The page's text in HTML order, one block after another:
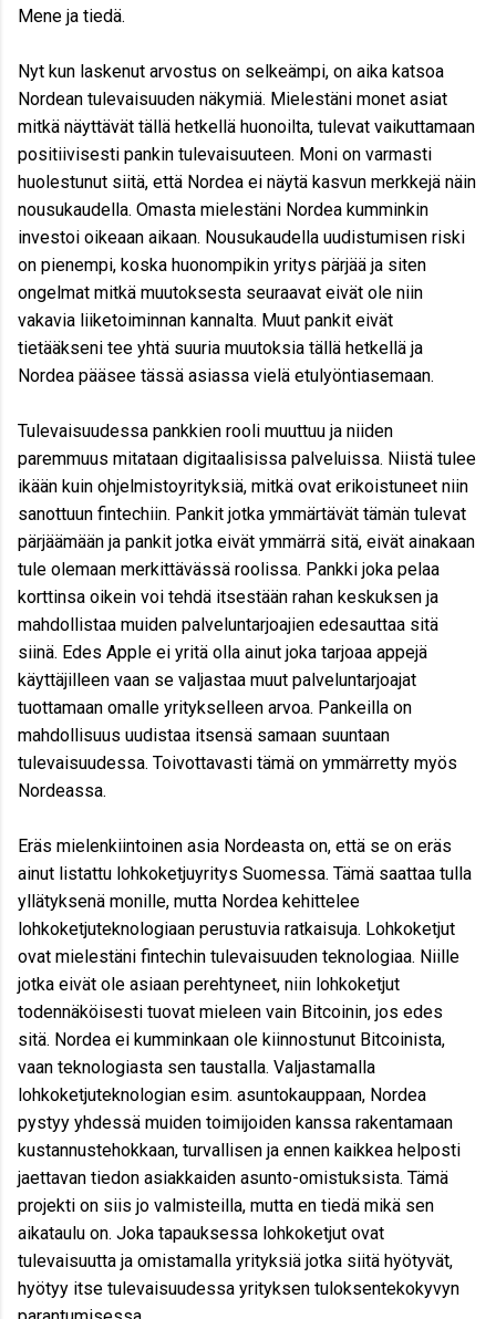
Mene ja tiedä.
Nyt kun laskenut arvostus on selkeämpi, on aika katsoa
Nordean tulevaisuuden näkymiä. Mielestäni monet asiat
mitkä näyttävät tällä hetkellä huonoilta, tulevat vaikuttamaan
positiivisesti pankin tulevaisuuteen. Moni on varmasti
huolestunut siitä, että Nordea ei näytä kasvun merkkejä näin
nousukaudella. Omasta mielestäni Nordea kumminkin
investoi oikeaan aikaan. Nousukaudella uudistumisen riski
on pienempi, koska huonompikin yritys pärjää ja siten
ongelmat mitkä muutoksesta seuraavat eivät ole niin
vakavia liiketoiminnan kannalta. Muut pankit eivät
tietääkseni tee yhtä suuria muutoksia tällä hetkellä ja
Nordea pääsee tässä asiassa vielä etulyöntiasemaan.
Tulevaisuudessa pankkien rooli muuttuu ja niiden
paremmuus mitataan digitaalisissa palveluissa. Niistä tulee
ikään kuin ohjelmistoyrityksiä, mitkä ovat erikoistuneet niin
sanottuun fintechiin. Pankit jotka ymmärtävät tämän tulevat
pärjäämään ja pankit jotka eivät ymmärrä sitä, eivät ainakaan
tule olemaan merkittävässä roolissa. Pankki joka pelaa
korttinsa oikein voi tehdä itsestään rahan keskuksen ja
mahdollistaa muiden palveluntarjoajien edesauttaa sitä
siinä. Edes Apple ei yritä olla ainut joka tarjoaa appejä
käyttäjilleen vaan se valjastaa muut palveluntarjoajat
tuottamaan omalle yritykselleen arvoa. Pankeilla on
mahdollisuus uudistaa itsensä samaan suuntaan
tulevaisuudessa. Toivottavasti tämä on ymmärretty myös
Nordeassa.
Eräs mielenkiintoinen asia Nordeasta on, että se on eräs
ainut listattu lohkoketjuyritys Suomessa. Tämä saattaa tulla
yllätyksenä monille, mutta Nordea kehittelee
lohkoketjuteknologiaan perustuvia ratkaisuja. Lohkoketjut
ovat mielestäni fintechin tulevaisuuden teknologiaa. Niille
jotka eivät ole asiaan perehtyneet, niin lohkoketjut
todennäköisesti tuovat mieleen vain Bitcoinin, jos edes
sitä. Nordea ei kumminkaan ole kiinnostunut Bitcoinista,
vaan teknologiasta sen taustalla. Valjastamalla
lohkoketjuteknologian esim. asuntokauppaan, Nordea
pystyy yhdessä muiden toimijoiden kanssa rakentamaan
kustannustehokkaan, turvallisen ja ennen kaikkea helposti
jaettavan tiedon asiakkaiden asunto-omistuksista. Tämä
projekti on siis jo valmisteilla, mutta en tiedä mikä sen
aikataulu on. Joka tapauksessa lohkoketjut ovat
tulevaisuutta ja omistamalla yrityksiä jotka siitä hyötyvät,
hyötyy itse tulevaisuudessa yrityksen tuloksentekokyvyn